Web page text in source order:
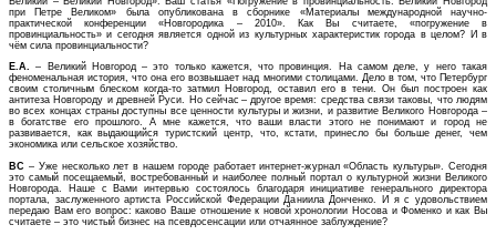
при Петре Великом» была опубликована в сборнике «Материалы международной научно-
практической конференции «Новгородика – 2010». Как Вы считаете, «погружение в
провинциальность» и сегодня является одной из культурных характеристик города в целом? И в
чём сила провинциальности?
Е.А. – Великий Новгород – это только кажется, что провинция. На самом деле, у него такая
феноменальная история, что она его возвышает над многими столицами. Дело в том, что Петербург
своим столичным блеском когда-то затмил Новгород, оставил его в тени. Он был построен как
антитеза Новгороду и древней Руси. Но сейчас – другое время: средства связи таковы, что людям
во всех концах страны доступны все ценности культуры и жизни, и развитие Великого Новгорода –
в богатстве его прошлого. А мне кажется, что ваши власти этого не понимают и город не
развивается, как выдающийся туристский центр, что, кстати, принесло бы больше денег, чем
экономика или сельское хозяйство.
ВС – Уже несколько лет в нашем городе работает интернет-журнал «Область культуры». Сегодня
это самый посещаемый, востребованный и наиболее полный портал о культурной жизни Великого
Новгорода. Наше с Вами интервью состоялось благодаря инициативе генерального директора
портала, заслуженного артиста Российской Федерации Даниила Донченко. И я с удовольствием
передаю Вам его вопрос: каково Ваше отношение к новой хронологии Носова и Фоменко и как Вы
считаете – это чистый бизнес на псевдосенсации или отчаянное заблуждение?